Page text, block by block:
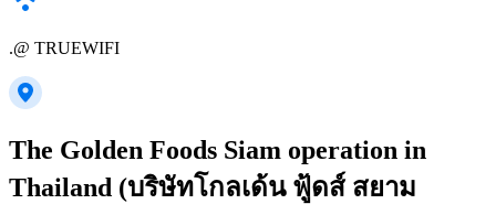
.@ TRUEWIFI
The Golden Foods Siam operation in
Thailand (บริษัทโกลเด้น ฟู้ดส์ สยาม